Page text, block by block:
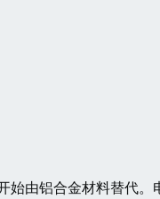
始由铝合金材料替代。